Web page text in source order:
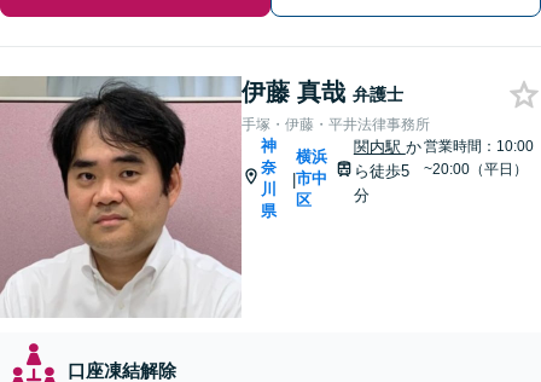
伊藤 真哉 弁護士
手塚・伊藤・平井法律事務所
神
奈
川
県
|
横浜
市中
区
関内駅 か
ら徒歩5
分
営業時間：10:00
~20:00（平日）
口座凍結解除